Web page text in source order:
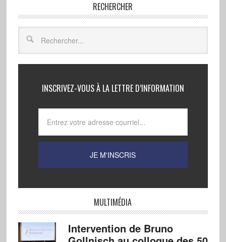
RECHERCHER
INSCRIVEZ-VOUS À LA LETTRE D’INFORMATION
MULTIMÉDIA
Intervention de Bruno